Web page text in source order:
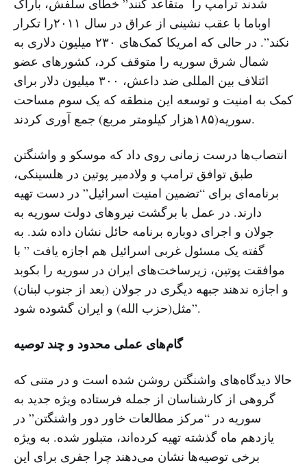
اوباما با عقب نشینی از عراق در سال ۲۰۱۱را تکرار
نکند”. در حالی که امریکا کمک‌های ۲۳۰ میلیون دلاری به
شمال شرق سوریه را متوقف کرد، کشورهای عضو
ائتلاف بین المللی ضد داعش، ۳۰۰ میلیون دلار برای
کمک به امنیت و توسعه این منطقه که یک سوم مساحت
سوریه(۱۸۵هزار کیلومتر مربع) جمع آوری کردند.
انتصاب‌ها درست زمانی روی داد که موسکو و واشنگتن
طبق توافق ترامپ و ولادمیر پوتین در هلسینکی،
برنامه‌ای برای “تضمین امنیت اسرائیل” در دست تهیه
دارند. در عمل با برگشت نیروهای دولت سوریه به
جولان و اجرای دوباره برنامه حائل نشان داده شد. به
گفته یک مسئول غربی اسرائیل هم اجازه یافت ” با
موافقت پوتین، زیرساخت‌های ایران در سوریه را بکوبد
و اجازه ندهند جبهه دیگری در جولان (بعد از جنوب لبنان)
مثل(حزب الله) و ایران گشوده شود”.
گام‌های عملی محدود و چند توصیه
حالا دیدگاه‌های واشنگتن روشن شده است و در متنی که
گروهی از کارشناسان از جمله فرستاده ویژه جدید به
سوریه در “مرکز مطالعات خاور دور واشنگتن” در
یازدهم ماه گذشته تهیه کرده‌اند، متبلور شده. به ویژه
برخی توصیه‌ها نشان می‌دهند چرا جفری برای این